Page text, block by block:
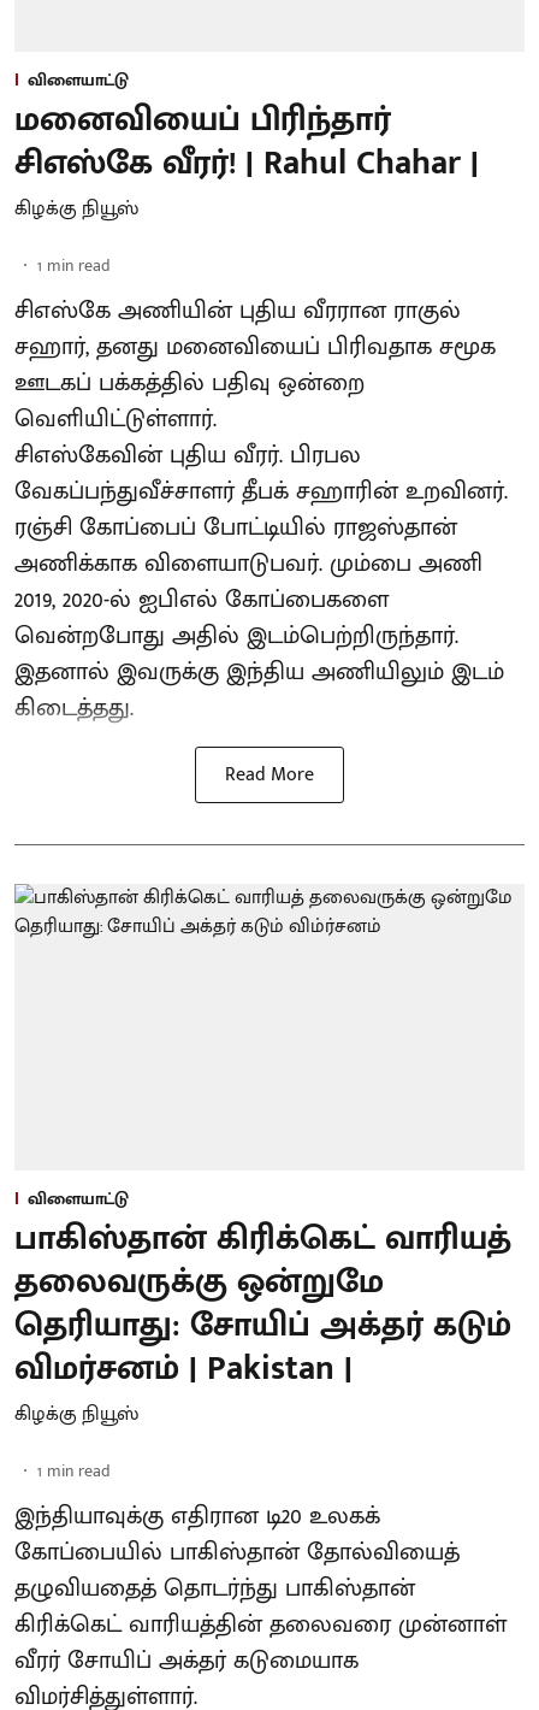
விளையாட்டு
மனைவியைப் பிரிந்தார்
சிஎஸ்கே வீரர்! | Rahul Chahar |
கிழக்கு நியூஸ்
1 min read
சிஎஸ்கே அணியின் புதிய வீரரான ராகுல்
சஹார், தனது மனைவியைப் பிரிவதாக சமூக
ஊடகப் பக்கத்தில் பதிவு ஒன்றை
வெளியிட்டுள்ளார்.
சிஎஸ்கேவின் புதிய வீரர். பிரபல
வேகப்பந்துவீச்சாளர் தீபக் சஹாரின் உறவினர்.
ரஞ்சி கோப்பைப் போட்டியில் ராஜஸ்தான்
அணிக்காக விளையாடுபவர். மும்பை அணி
2019, 2020-ல் ஐபிஎல் கோப்பைகளை
வென்றபோது அதில் இடம்பெற்றிருந்தார்.
இதனால் இவருக்கு இந்திய அணியிலும் இடம்
கிடைத்தது.
Read More
விளையாட்டு
பாகிஸ்தான் கிரிக்கெட் வாரியத்
தலைவருக்கு ஒன்றுமே
தெரியாது: சோயிப் அக்தர் கடும்
விமர்சனம் | Pakistan |
கிழக்கு நியூஸ்
1 min read
இந்தியாவுக்கு எதிரான டி20 உலகக்
கோப்பையில் பாகிஸ்தான் தோல்வியைத்
தழுவியதைத் தொடர்ந்து பாகிஸ்தான்
கிரிக்கெட் வாரியத்தின் தலைவரை முன்னாள்
வீரர் சோயிப் அக்தர் கடுமையாக
விமர்சித்துள்ளார்.